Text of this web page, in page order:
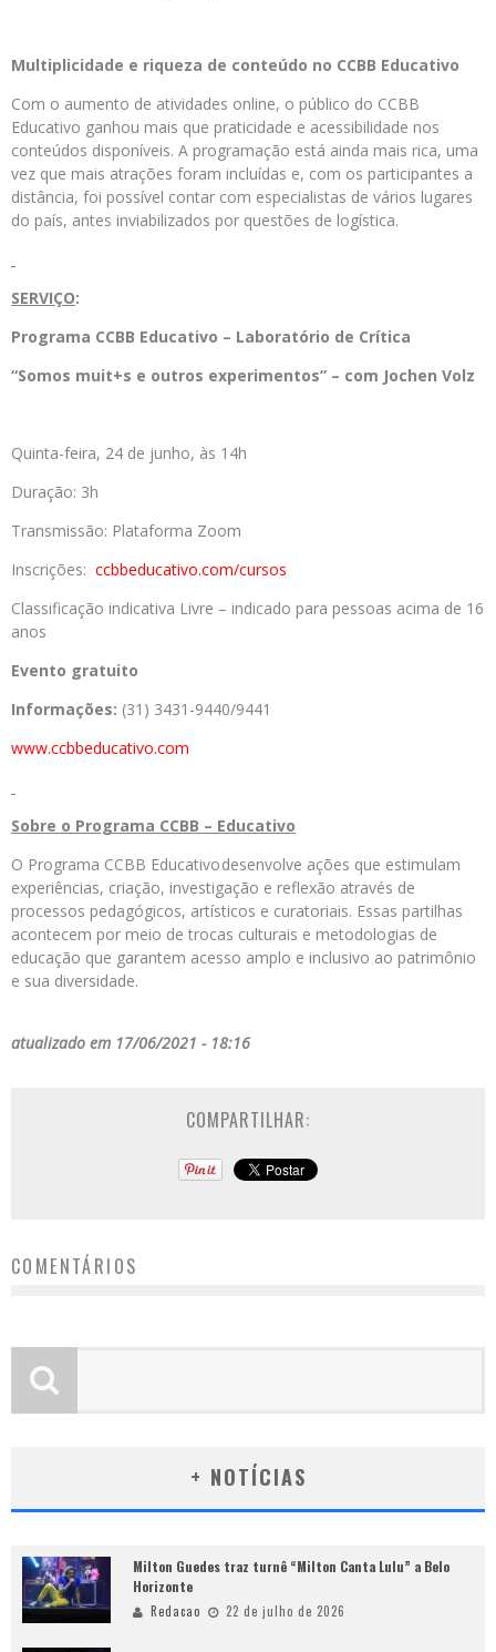
Multiplicidade e riqueza de conteúdo no CCBB Educativo
Com o aumento de atividades online, o público do CCBB
Educativo ganhou mais que praticidade e acessibilidade nos
conteúdos disponíveis. A programação está ainda mais rica, uma
vez que mais atrações foram incluídas e, com os participantes a
distância, foi possível contar com especialistas de vários lugares
do país, antes inviabilizados por questões de logística.
SERVIÇO:
Programa CCBB Educativo – Laboratório de Crítica
“Somos muit+s e outros experimentos” – com Jochen Volz
Quinta-feira, 24 de junho, às 14h
Duração: 3h
Transmissão: Plataforma Zoom
Inscrições: ccbbeducativo.com/cursos
Classificação indicativa Livre – indicado para pessoas acima de 16
anos
Evento gratuito
Informações: (31) 3431-9440/9441
www.ccbbeducativo.com
Sobre o Programa CCBB – Educativo
O Programa CCBB Educativo desenvolve ações que estimulam
experiências, criação, investigação e reflexão através de
processos pedagógicos, artísticos e curatoriais. Essas partilhas
acontecem por meio de trocas culturais e metodologias de
educação que garantem acesso amplo e inclusivo ao patrimônio
e sua diversidade.
atualizado em 17/06/2021 - 18:16
COMPARTILHAR:
COMENTÁRIOS
+ NOTÍCIAS
Milton Guedes traz turnê “Milton Canta Lulu” a Belo
Horizonte
Redacao 22 de julho de 2026